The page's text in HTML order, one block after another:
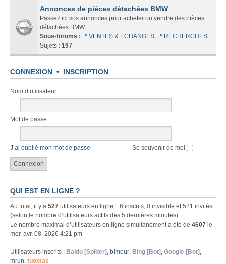
Annonces de pièces détachées BMW
Passez ici vos annonces pour acheter ou vendre des pièces
détachées BMW.
Sous-forums :
VENTES & ECHANGES,
RECHERCHES
Sujets : 197
CONNEXION • INSCRIPTION
Nom d’utilisateur :
Mot de passe :
J’ai oublié mon mot de passe Se souvenir de moi
QUI EST EN LIGNE ?
Au total, il y a 527 utilisateurs en ligne :: 6 inscrits, 0 invisible et 521 invités
(selon le nombre d’utilisateurs actifs des 5 dernières minutes)
Le nombre maximal d’utilisateurs en ligne simultanément a été de 4607 le
mer. avr. 08, 2026 4:21 pm
Utilisateurs inscrits : Baidu [Spider], bimeur, Bing [Bot], Google [Bot],
mrun, tuomas